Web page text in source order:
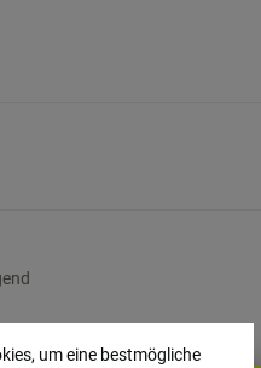
um eine bestmögliche